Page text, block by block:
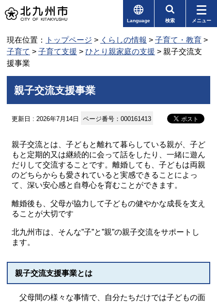
Language 検索 メニュー
現在位置： トップページ > くらしの情報 > 子育て・教育 >
子育て > 子育て支援 > ひとり親家庭の支援 > 親子交流支
援事業
親子交流支援事業
更新日 : 2026年7月14日 ページ番号：000161413
親子交流とは、子どもと離れて暮らしている親が、子ど
もと定期的又は継続的に会って話をしたり、一緒に遊ん
だりして交流することです。離婚しても、子どもは両親
のどちらからも愛されていると実感できることによっ
て、深い安心感と自尊心を育むことができます。
離婚後も、父母が協力して子どもの健やかな成長を支え
ることが大切です
北九州市は、そんな”子”と”親”の親子交流をサポートし
ます。
親子交流支援事業とは
父母間の様々な事情で、自分たちだけでは子どもの面